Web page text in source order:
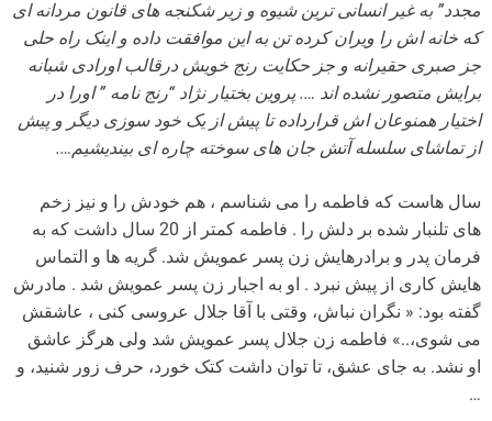
مجدد” به غیر انسانی ترین شیوه و زیر شکنجه های قانون مردانه ای
که خانه اش را ویران کرده تن به این موافقت داده و اینک راه حلی
جز صبری حقیرانه و جز حکایت رنج خویش درقالب اورادی شبانه
برایش متصور نشده اند …. پروین بختیار نژاد “رنج نامه ” اورا در
اختیار همنوعان اش قرارداده تا پیش از یک خود سوزی دیگر و پیش
از تماشای سلسله آتش جان های سوخته چاره ای بیندیشیم….
سال هاست که فاطمه را می شناسم ، هم خودش را و نیز زخم
های تلنبار شده بر دلش را . فاطمه کمتر از 20 سال داشت که به
فرمان پدر و برادرهایش زن پسر عمویش شد. گریه ها و التماس
هایش کاری از پیش نبرد . او به اجبار زن پسر عمویش شد . مادرش
گفته بود: « نگران نباش، وقتی با آقا جلال عروسی کنی ، عاشقش
می شوی،..» فاطمه زن جلال پسر عمویش شد ولی هرگز عاشق
او نشد. به جای عشق، تا توان داشت کتک خورد، حرف زور شنید، و
…